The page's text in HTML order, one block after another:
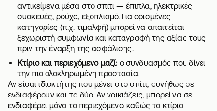
αντικείμενα μέσα στο σπίτι — έπιπλα, ηλεκτρικές
συσκευές, ρούχα, εξοπλισμό. Για ορισμένες
κατηγορίες (π.χ. τιμαλφή) μπορεί να απαιτείται
ξεχωριστή συμφωνία και καταγραφή της αξίας τους
πριν την έναρξη της ασφάλισης.
Κτίριο και περιεχόμενο μαζί: ο συνδυασμός που δίνει
την πιο ολοκληρωμένη προστασία.
Αν είσαι ιδιοκτήτης που μένει στο σπίτι, συνήθως σε
ενδιαφέρουν και τα δύο. Αν νοικιάζεις, μπορεί να σε
ενδιαφέρει μόνο το περιεχόμενο, καθώς το κτίριο